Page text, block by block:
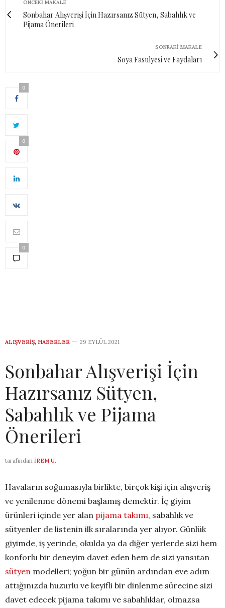
ÖNCEKI MAKALE
Sonbahar Alışverişi İçin Hazırsanız Sütyen, Sabahlık ve
Pijama Önerileri
SONRAKI MAKALE
Soya Fasulyesi ve Faydaları
0
0
0
ALIŞVERIŞ, HABERLER 29 EYLÜL 2021
Sonbahar Alışverişi İçin
Hazırsanız Sütyen,
Sabahlık ve Pijama
Önerileri
tarafından İREM U.
Havaların soğumasıyla birlikte, birçok kişi için alışveriş
ve yenilenme dönemi başlamış demektir. İç giyim
ürünleri içinde yer alan pijama takımı, sabahlık ve
sütyenler de listenin ilk sıralarında yer alıyor. Günlük
giyimde, iş yerinde, okulda ya da diğer yerlerde sizi hem
konforlu bir deneyim davet eden hem de sizi yansıtan
sütyen modelleri; yoğun bir günün ardından eve adım
attığınızda huzurlu ve keyifli bir dinlenme sürecine sizi
davet edecek pijama takımı ve sabahlıklar, olmazsa